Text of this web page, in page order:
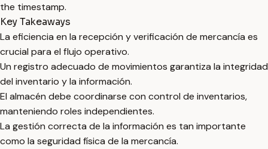
the timestamp.
Key Takeaways
La eficiencia en la recepción y verificación de mercancía es
crucial para el flujo operativo.
Un registro adecuado de movimientos garantiza la integridad
del inventario y la información.
El almacén debe coordinarse con control de inventarios,
manteniendo roles independientes.
La gestión correcta de la información es tan importante
como la seguridad física de la mercancía.